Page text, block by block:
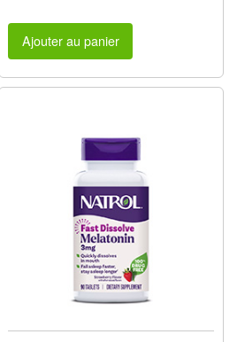
Ajouter au panier